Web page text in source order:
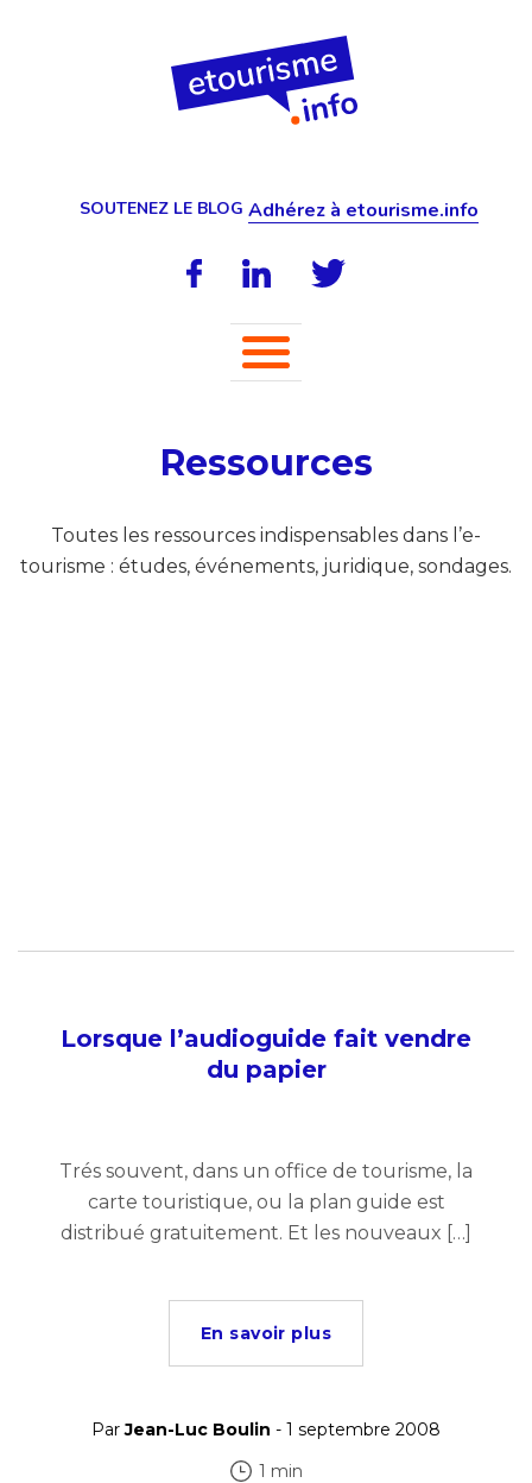
SOUTENEZ LE BLOG Adhérez à etourisme.info
Ressources
Toutes les ressources indispensables dans l’e-
tourisme : études, événements, juridique, sondages.
Lorsque l’audioguide fait vendre
du papier
Trés souvent, dans un office de tourisme, la
carte touristique, ou la plan guide est
distribué gratuitement. Et les nouveaux […]
En savoir plus
ParJean-Luc Boulin - 1 septembre 2008
1 min